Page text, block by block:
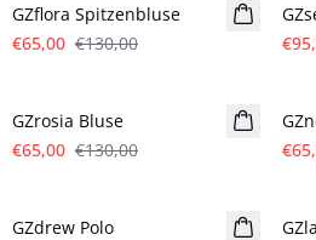
GZflora Spitzenbluse
€65,00 €130,00
GZrosia Bluse
€65,00 €130,00
GZdrew Polo